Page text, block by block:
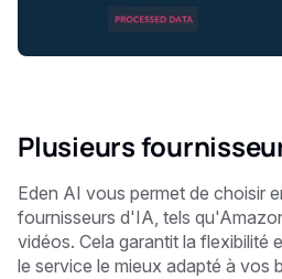
Plusieurs
Eden AI vous permet de choisir
fournisseurs d'IA, tels
vidéos. Cela garantit la flexibilité
le service le mieux adapté à vos